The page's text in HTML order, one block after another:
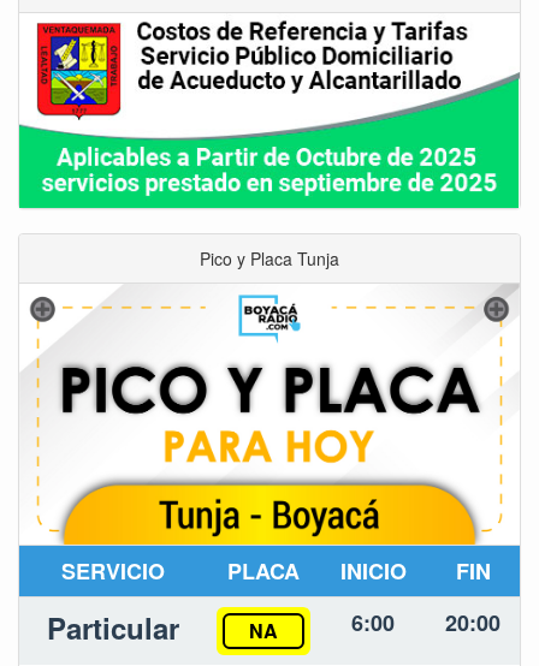
Pico y Placa Tunja
SERVICIO PLACA INICIO FIN
Particular NA 6:00 20:00